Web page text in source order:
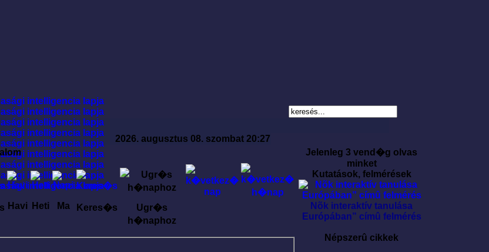
2026. augusztus 08. szombat 20:27
Havi Heti Ma Keres�s
Ugr�s
h�naphoz
Jelenleg 3 vend�g olvas
minket
Kutatások, felmérések
Nõk interaktív tanulása
Európában” címû felmérés
Népszerû cikkek